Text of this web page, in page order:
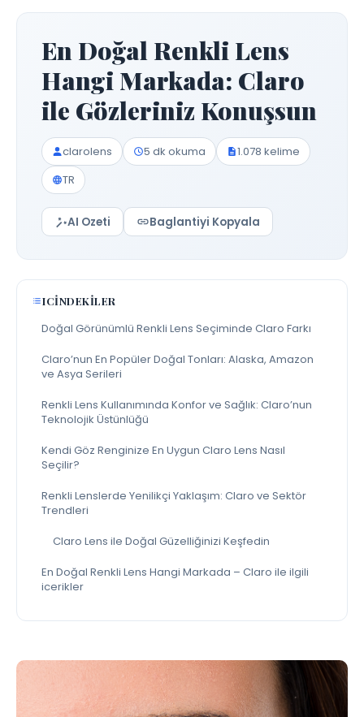
En Doğal Renkli Lens
Hangi Markada: Claro
ile Gözleriniz Konuşsun
clarolens 5 dk okuma
1.078 kelime
TR
AI Ozeti Baglantiyi Kopyala
ICINDEKILER
Doğal Görünümlü Renkli Lens Seçiminde Claro Farkı
Claro’nun En Popüler Doğal Tonları: Alaska, Amazon
ve Asya Serileri
Renkli Lens Kullanımında Konfor ve Sağlık: Claro’nun
Teknolojik Üstünlüğü
Kendi Göz Renginize En Uygun Claro Lens Nasıl
Seçilir?
Renkli Lenslerde Yenilikçi Yaklaşım: Claro ve Sektör
Trendleri
Claro Lens ile Doğal Güzelliğinizi Keşfedin
En Doğal Renkli Lens Hangi Markada – Claro ile ilgili
icerikler